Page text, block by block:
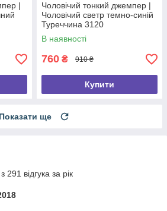
|
Чоловічий тонкий джемпер |
Чоловічий светр темно-синій
Туреччина 3120
В наявності
760 ₴ 910 ₴
Купити
Показати ще
291 відгука за рік